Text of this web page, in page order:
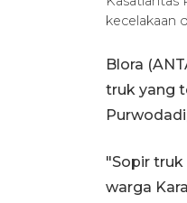
kecelakaan
Blora
truk yang
"Sopir truk
warga